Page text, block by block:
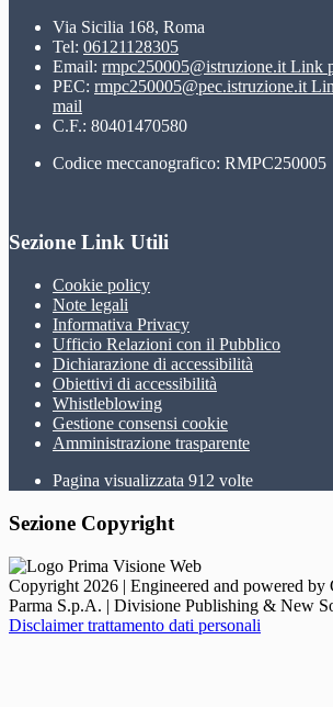
Via Sicilia 168, Roma
Tel: 06121128305
Email: rmpc250005@istruzione.it Link
PEC: rmpc250005@pec.istruzione.it
mail
C.F.: 80401470580
Codice meccanografico: RMPC250005
Sezione Link Utili
Cookie policy
Note legali
Informativa Privacy
Ufficio Relazioni con il Pubblico
Dichiarazione di accessibilità
Obiettivi di accessibilità
Whistleblowing
Gestione consensi cookie
Amministrazione trasparente
Pagina visualizzata 912 volte
Sezione Copyright
Copyright 2026 | Engineered and powered by
Parma S.p.A. | Divisione Publishing & New
Disclaimer trattamento dati personali